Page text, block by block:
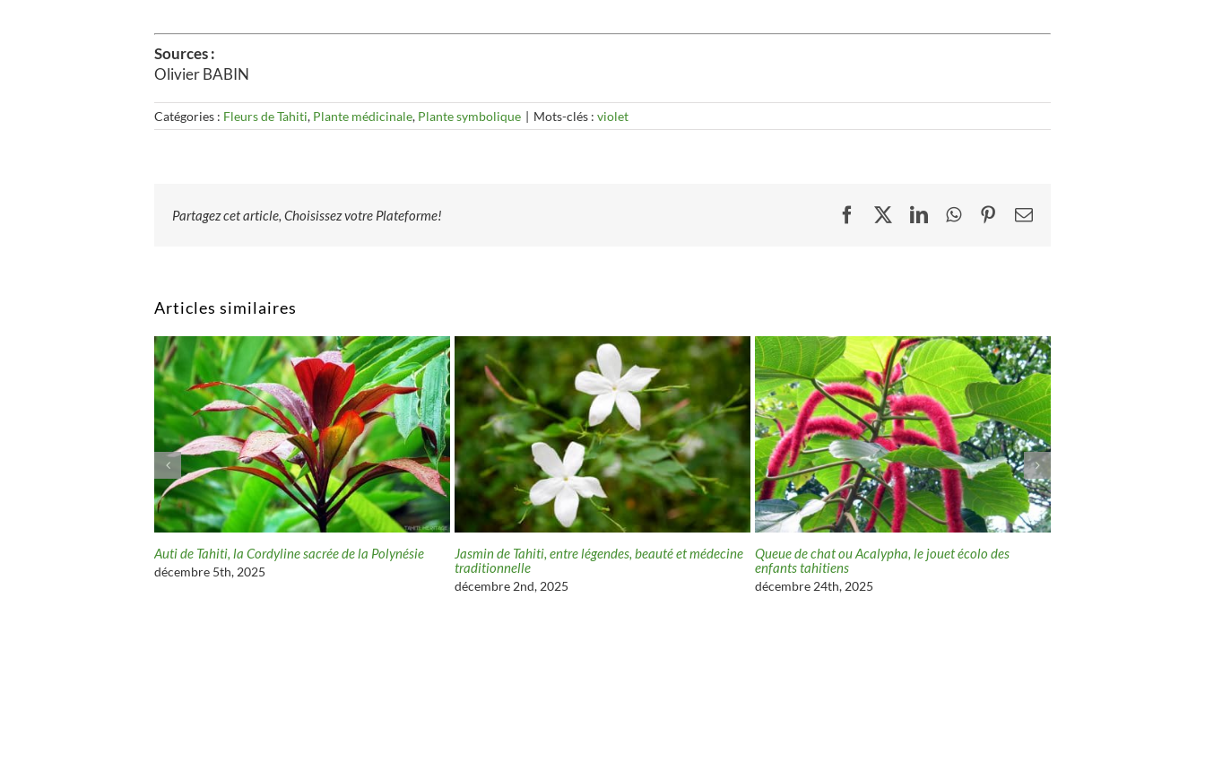
Sources :
Olivier BABIN
Catégories : Fleurs de Tahiti, Plante médicinale, Plante symbolique | Mots-clés : violet
Partagez cet article, Choisissez votre Plateforme! FacebookLinkedInWhatsApp
Pinterest
Email
Articles similaires
Auti de Tahiti, la Cordyline sacrée de la Polynésie
décembre 5th, 2025
Jasmin de Tahiti, entre légendes, beauté et médecine
traditionnelle
décembre 2nd, 2025
Queue de chat ou Acalypha, le jouet écolo des
enfants tahitiens
décembre 24th, 2025